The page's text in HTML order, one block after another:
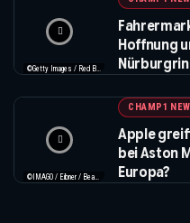
Hoffnung
CHAMP1
Apple
bei Aston
Europa?